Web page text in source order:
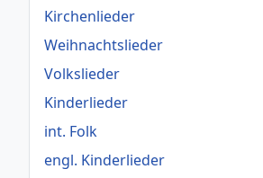
Kirchenlieder
Weihnachtslieder
Volkslieder
Kinderlieder
int. Folk
engl. Kinderlieder